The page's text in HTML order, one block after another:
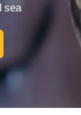
sea